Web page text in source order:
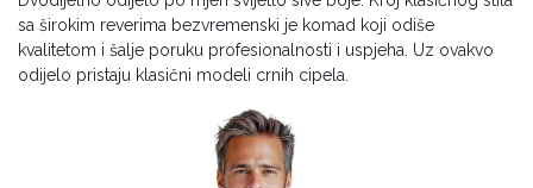
sa širokim reverima bezvremenski je komad koji odiše
kvalitetom i šalje poruku profesionalnosti i uspjeha. Uz ovakvo
odijelo pristaju klasični modeli crnih cipela.